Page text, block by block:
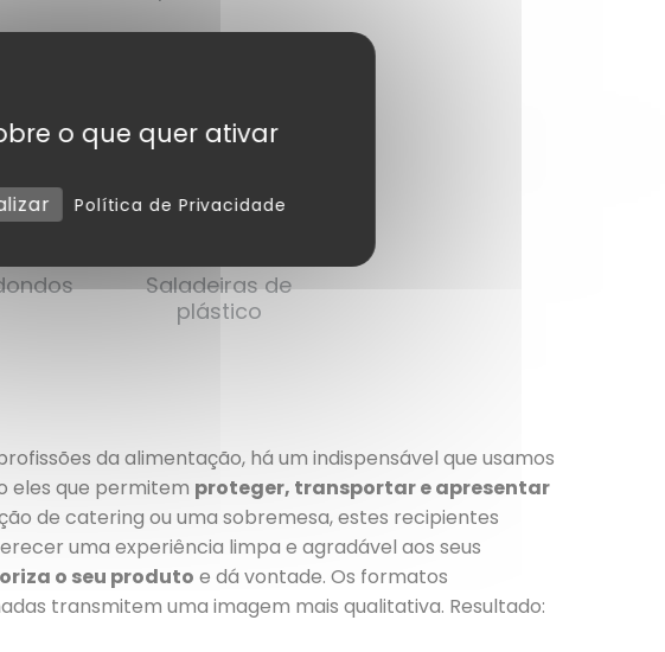
Saladeiras de
plástico
da alimentação, há um indispensável que usamos
eles que permitem proteger, transportar e apresentar
de catering ou uma sobremesa, estes recipientes
uma experiência limpa e agradável aos seus
o seu produto e dá vontade. Os formatos
transmitem uma imagem mais qualitativa. Resultado:
o que quer ativar
Política de Privacidade